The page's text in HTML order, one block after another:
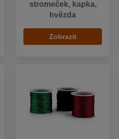
stromeček, kapka,
hvězda
Zobrazit